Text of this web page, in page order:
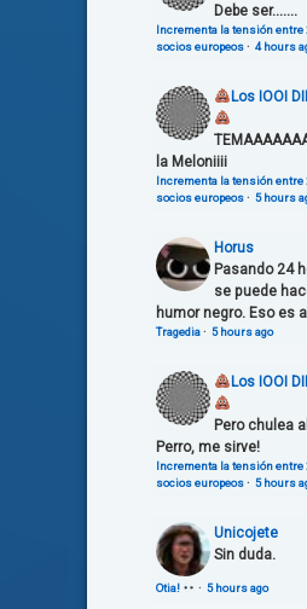
Debe ser.......
Incrementa la tensión entre
socios europeos· 4 hours
Los IOOI
la Meloniiii
Incrementa la tensión entre
socios europeos· 5 hours
Horus
Pasando 24
se puede
humor negro. Eso es
Tragedia· 5 hours ago
Los IOOI
Pero chulea al
Perro, me sirve!
Incrementa la tensión entre
socios europeos· 5 hours
Unicojete
Sin duda.
Otia! · 5 hours ago